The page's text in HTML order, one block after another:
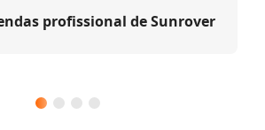
validação rigorosa de
reforça ainda mais o compromisso
profissional de Sunrover